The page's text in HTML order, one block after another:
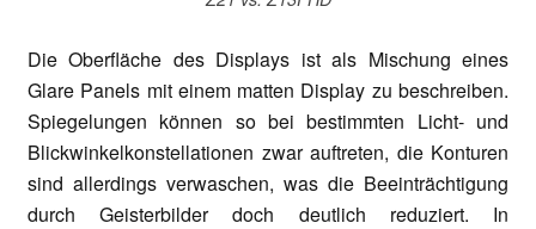
Die Oberfläche des Displays ist als Mischung eines
Glare Panels mit einem matten Display zu beschreiben.
Spiegelungen können so bei bestimmten Licht- und
Blickwinkelkonstellationen zwar auftreten, die Konturen
sind allerdings verwaschen, was die Beeinträchtigung
durch Geisterbilder doch deutlich reduziert. In